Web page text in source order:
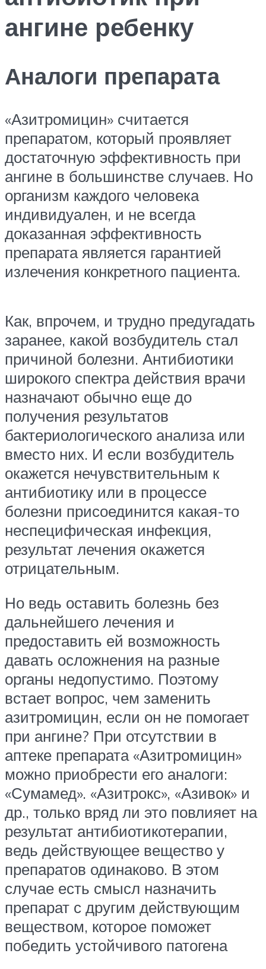
ангине ребенку
Аналоги препарата
«Азитромицин» считается
препаратом, который проявляет
достаточную эффективность при
ангине в большинстве случаев. Но
организм каждого человека
индивидуален, и не всегда
доказанная эффективность
препарата является гарантией
излечения конкретного пациента.
Как, впрочем, и трудно предугадать
заранее, какой возбудитель стал
причиной болезни. Антибиотики
широкого спектра действия врачи
назначают обычно еще до
получения результатов
бактериологического анализа или
вместо них. И если возбудитель
окажется нечувствительным к
антибиотику или в процессе
болезни присоединится какая-то
неспецифическая инфекция,
результат лечения окажется
отрицательным.
Но ведь оставить болезнь без
дальнейшего лечения и
предоставить ей возможность
давать осложнения на разные
органы недопустимо. Поэтому
встает вопрос, чем заменить
азитромицин, если он не помогает
при ангине? При отсутствии в
аптеке препарата «Азитромицин»
можно приобрести его аналоги:
«Сумамед». «Азитрокс», «Азивок» и
др., только вряд ли это повлияет на
результат антибиотикотерапии,
ведь действующее вещество у
препаратов одинаково. В этом
случае есть смысл назначить
препарат с другим действующим
веществом, которое поможет
победить устойчивого патогена